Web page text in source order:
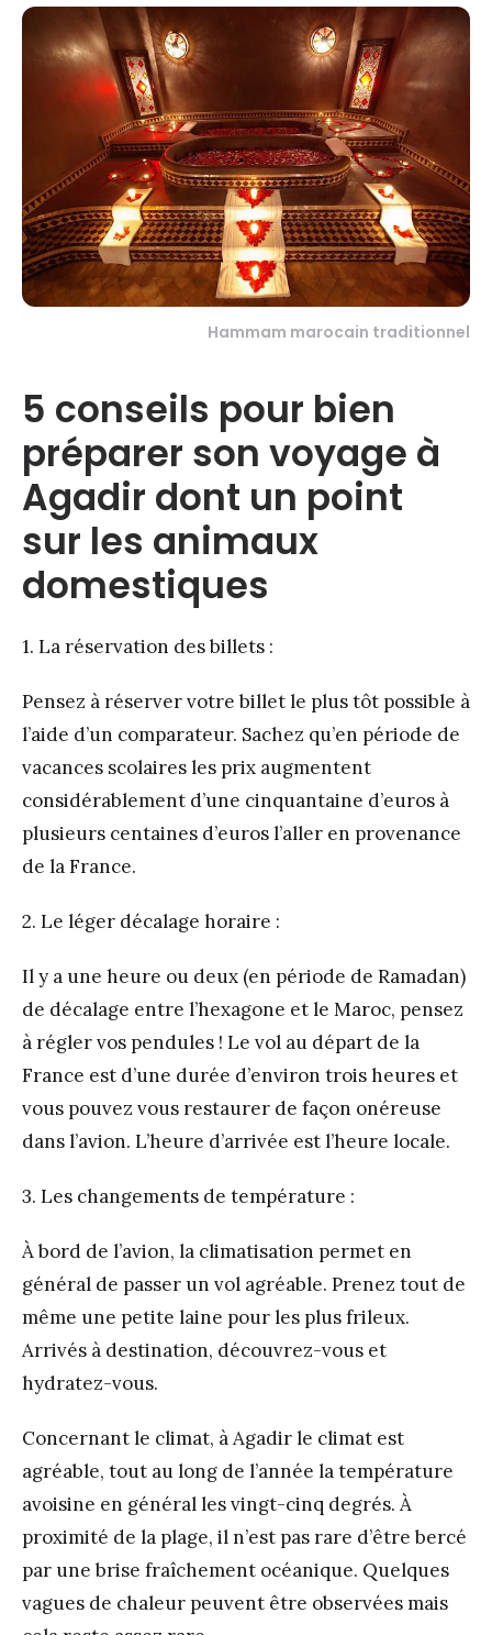
Hammam marocain traditionnel
5 conseils pour bien
préparer son voyage à
Agadir dont un point
sur les animaux
domestiques
1. La réservation des billets :
Pensez à réserver votre billet le plus tôt possible à
l’aide d’un comparateur. Sachez qu’en période de
vacances scolaires les prix augmentent
considérablement d’une cinquantaine d’euros à
plusieurs centaines d’euros l’aller en provenance
de la France.
2. Le léger décalage horaire :
Il y a une heure ou deux (en période de Ramadan)
de décalage entre l’hexagone et le Maroc, pensez
à régler vos pendules ! Le vol au départ de la
France est d’une durée d’environ trois heures et
vous pouvez vous restaurer de façon onéreuse
dans l’avion. L’heure d’arrivée est l’heure locale.
3. Les changements de température :
À bord de l’avion, la climatisation permet en
général de passer un vol agréable. Prenez tout de
même une petite laine pour les plus frileux.
Arrivés à destination, découvrez-vous et
hydratez-vous.
Concernant le climat, à Agadir le climat est
agréable, tout au long de l’année la température
avoisine en général les vingt-cinq degrés. À
proximité de la plage, il n’est pas rare d’être bercé
par une brise fraîchement océanique. Quelques
vagues de chaleur peuvent être observées mais